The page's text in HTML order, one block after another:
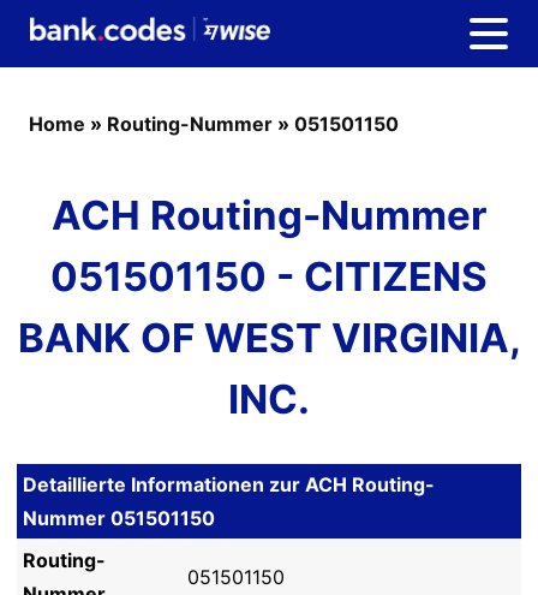
Home » Routing-Nummer » 051501150
ACH Routing-Nummer
051501150 - CITIZENS
BANK OF WEST VIRGINIA,
INC.
Detaillierte Informationen zur ACH Routing-
Nummer 051501150
Routing-
051501150